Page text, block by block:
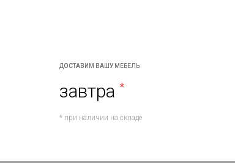
ДОСТАВИМ ВАШУ МЕБЕЛЬ
завтра *
* при наличии на складе